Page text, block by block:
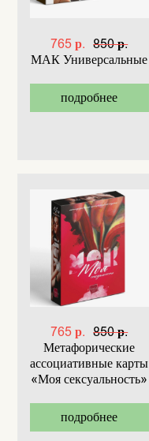
765 р. 850 р.
МАК Универсальные
подробнее
765 р. 850 р.
Метафорические
ассоциативные карты
«Моя сексуальность»
подробнее